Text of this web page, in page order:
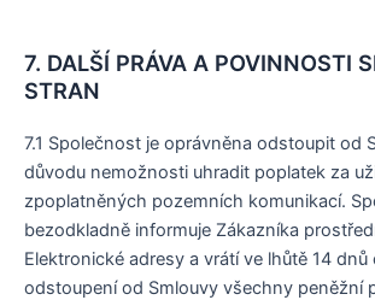
7. DALŠÍ PRÁVA A POVINNOSTI
STRAN
7.1 Společnost je oprávněna odstoupit od
důvodu nemožnosti uhradit poplatek za
zpoplatněných pozemních komunikací.
bezodkladně informuje Zákazníka
Elektronické adresy a vrátí ve lhůtě 14
odstoupení od Smlouvy všechny peněžní